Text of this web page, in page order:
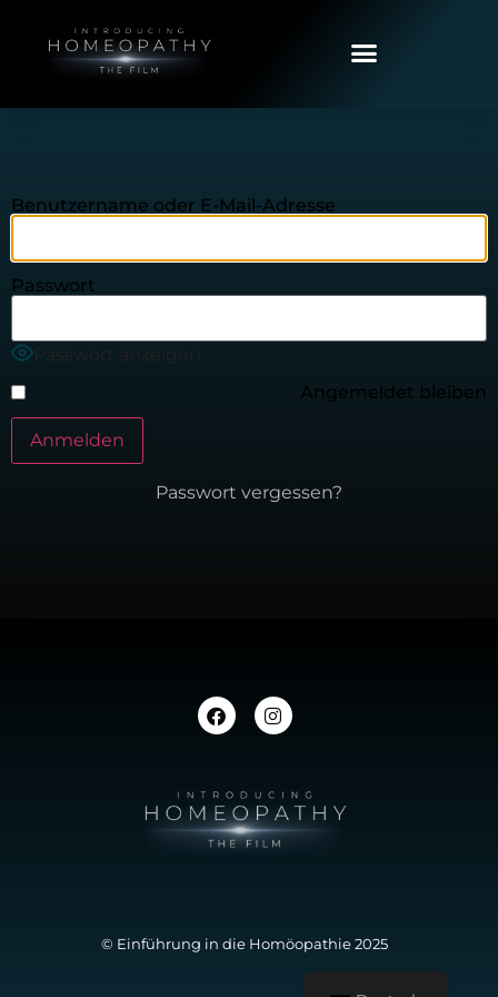
Benutzername oder E-Mail-Adresse
Passwort
Passwort anzeigen
Angemeldet bleiben
Passwort vergessen?
© Einführung in die Homöopathie 2025